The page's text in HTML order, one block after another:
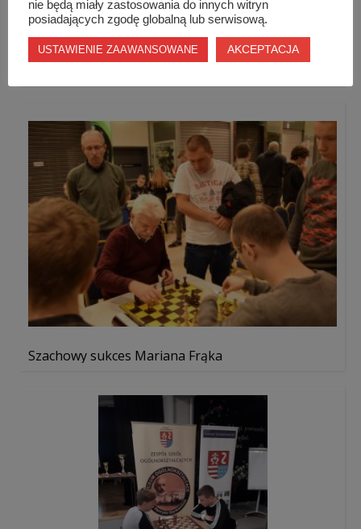
Szachowy sukces Mariana Frąka
nie będą miały zastosowania do innych witryn
posiadających zgodę globalną lub serwisową.
USTAWIENIE ZAAWANSOWANE AKCEPTACJA